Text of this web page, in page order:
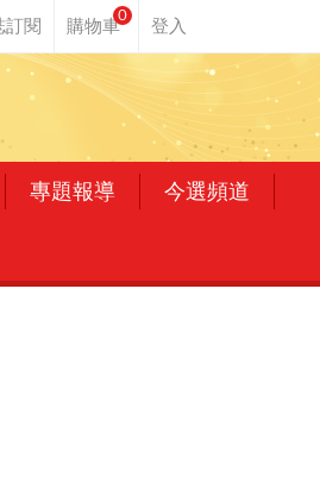
0
專題報導 今選頻道